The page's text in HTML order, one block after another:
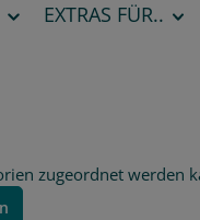
EXTRAS FÜR..
zugeordnet werden